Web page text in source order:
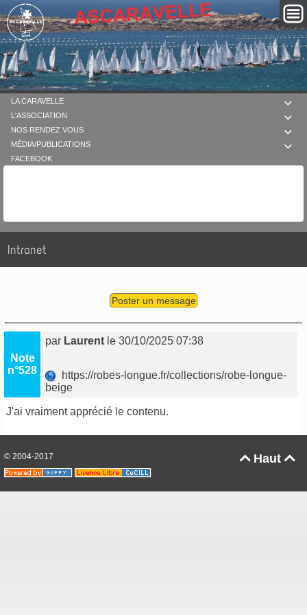

LA CARAVELLE

L'ASSOCIATION

NOS RENDEZ VOUS

MÉDIA/PUBLICATIONS
FACEBOOK
Intranet
Poster un message
Note
n°528
par Laurent le 30/10/2025 07:38
https://robes-longue.fr/collections/robe-longue-
beige
J'ai vraiment apprécié le contenu.
Haut 
© 2004-2017